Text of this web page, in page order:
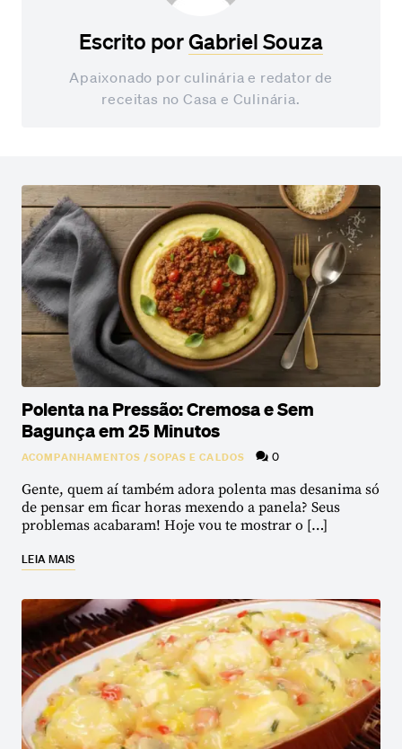
Escrito porGabriel Souza
Apaixonado por culinária e redator de
receitas no Casa e Culinária.
Polenta na Pressão: Cremosa e Sem
Bagunça em 25 Minutos
ACOMPANHAMENTOS /SOPAS E CALDOS 0
Gente, quem aí também adora polenta mas desanima só
de pensar em ficar horas mexendo a panela? Seus
problemas acabaram! Hoje vou te mostrar o […]
LEIA MAIS